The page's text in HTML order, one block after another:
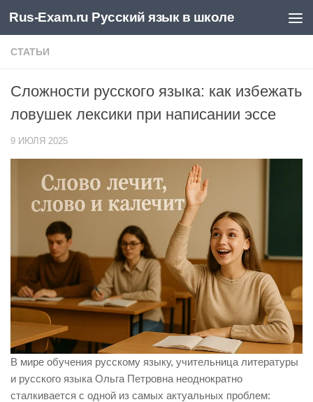
Перейти к содержимому
Rus-Exam.ru Русский язык в школе
СТАТЬИ
Сложности русского языка: как избежать
ловушек лексики при написании эссе
9 ИЮЛЯ 2025
В мире обучения русскому языку, учительница литературы
и русского языка Ольга Петровна неоднократно
сталкивается с одной из самых актуальных проблем: